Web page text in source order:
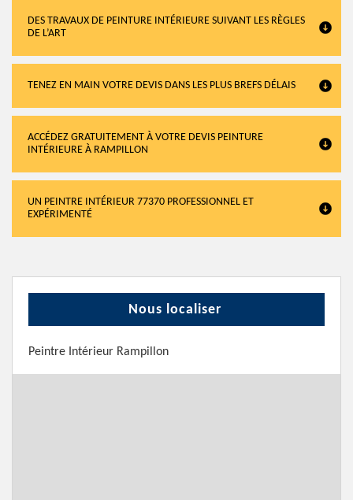
DES TRAVAUX DE PEINTURE INTÉRIEURE SUIVANT LES RÈGLES
DE L’ART
TENEZ EN MAIN VOTRE DEVIS DANS LES PLUS BREFS DÉLAIS
ACCÉDEZ GRATUITEMENT À VOTRE DEVIS PEINTURE
INTÉRIEURE À RAMPILLON
UN PEINTRE INTÉRIEUR 77370 PROFESSIONNEL ET
EXPÉRIMENTÉ
Nous localiser
Peintre Intérieur Rampillon